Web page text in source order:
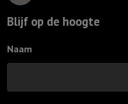
Blijf op de hoogte
Naam